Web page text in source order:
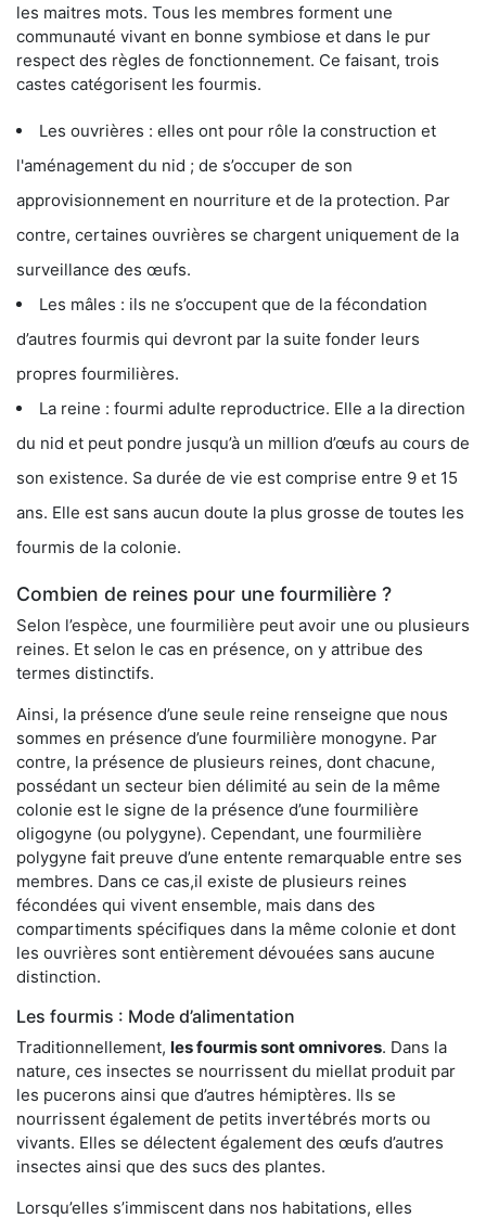
les maitres mots. Tous les membres forment une
communauté vivant en bonne symbiose et dans le pur
respect des règles de fonctionnement. Ce faisant, trois
castes catégorisent les fourmis.
Les ouvrières : elles ont pour rôle la construction et
l'aménagement du nid ; de s’occuper de son
approvisionnement en nourriture et de la protection. Par
contre, certaines ouvrières se chargent uniquement de la
surveillance des œufs.
Les mâles : ils ne s’occupent que de la fécondation
d’autres fourmis qui devront par la suite fonder leurs
propres fourmilières.
La reine : fourmi adulte reproductrice. Elle a la direction
du nid et peut pondre jusqu’à un million d’œufs au cours de
son existence. Sa durée de vie est comprise entre 9 et 15
ans. Elle est sans aucun doute la plus grosse de toutes les
fourmis de la colonie.
Combien de reines pour une fourmilière ?
Selon l’espèce, une fourmilière peut avoir une ou plusieurs
reines. Et selon le cas en présence, on y attribue des
termes distinctifs.
Ainsi, la présence d’une seule reine renseigne que nous
sommes en présence d’une fourmilière monogyne. Par
contre, la présence de plusieurs reines, dont chacune,
possédant un secteur bien délimité au sein de la même
colonie est le signe de la présence d’une fourmilière
oligogyne (ou polygyne). Cependant, une fourmilière
polygyne fait preuve d’une entente remarquable entre ses
membres. Dans ce cas,il existe de plusieurs reines
fécondées qui vivent ensemble, mais dans des
compartiments spécifiques dans la même colonie et dont
les ouvrières sont entièrement dévouées sans aucune
distinction.
Les fourmis : Mode d’alimentation
Traditionnellement, les fourmis sont omnivores. Dans la
nature, ces insectes se nourrissent du miellat produit par
les pucerons ainsi que d’autres hémiptères. Ils se
nourrissent également de petits invertébrés morts ou
vivants. Elles se délectent également des œufs d’autres
insectes ainsi que des sucs des plantes.
Lorsqu’elles s’immiscent dans nos habitations, elles